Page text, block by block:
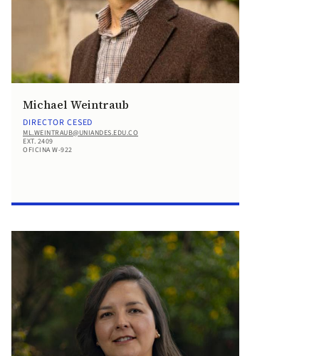
Michael Weintraub
DIRECTOR CESED
ML.WEINTRAUB@UNIANDES.EDU.CO
EXT. 2409
OFICINA W-922